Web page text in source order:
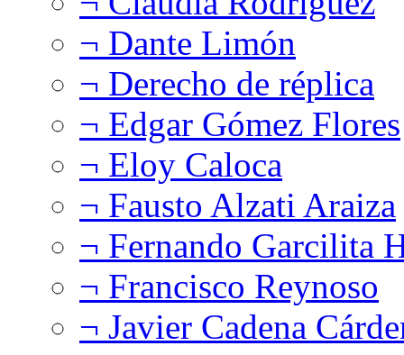
¬ Dante Limón
¬ Derecho de réplica
¬ Edgar Gómez Flores
¬ Eloy Caloca
¬ Fausto Alzati Araiza
¬ Fernando Garcilita
¬ Francisco Reynoso
¬ Javier Cadena